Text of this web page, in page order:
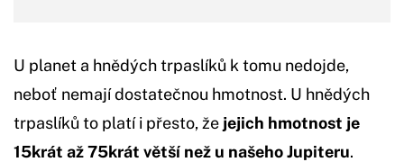
U planet a hnědých trpaslíků k tomu nedojde,
neboť nemají dostatečnou hmotnost. U hnědých
trpaslíků to platí i přesto, že jejich hmotnost je
15krát až 75krát větší než u našeho Jupiteru.